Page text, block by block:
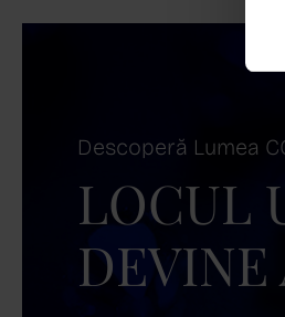
Descoperă Lumea
LOCUL
DEVINE